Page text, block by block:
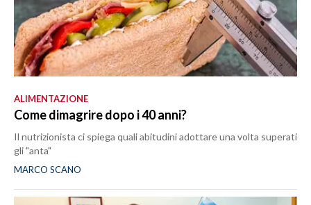
ALIMENTAZIONE
Come dimagrire dopo i 40 anni?
Il nutrizionista ci spiega quali abitudini adottare una volta superati
gli "anta"
MARCO SCANO